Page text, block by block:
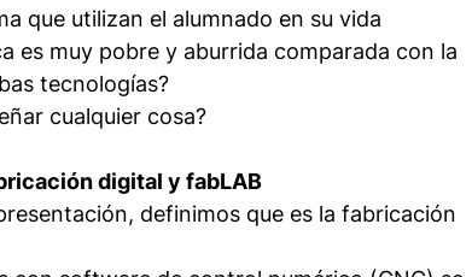
que utilizan el alumnado en su vida
es muy pobre y aburrida comparada con la
tecnologías?
cualquier cosa?
digital y fabLAB
definimos que es la fabricación